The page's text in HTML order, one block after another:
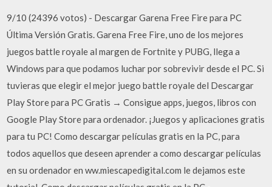
9/10 (24396 votos) - Descargar Garena Free Fire para PC
Última Versión Gratis. Garena Free Fire, uno de los mejores
juegos battle royale al margen de Fortnite y PUBG, llega a
Windows para que podamos luchar por sobrevivir desde el PC. Si
tuvieras que elegir el mejor juego battle royale del Descargar
Play Store para PC Gratis → Consigue apps, juegos, libros con
Google Play Store para ordenador. ¡Juegos y aplicaciones gratis
para tu PC! Como descargar películas gratis en la PC, para
todos aquellos que deseen aprender a como descargar películas
en su ordenador en ww.miescapedigital.com le dejamos este